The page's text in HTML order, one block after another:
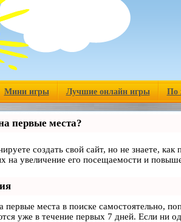
Мини игры Лучшие онлайн игры По
первые места?
создать свой сайт, но не знаете,
на увеличение его посещаемости и
первые места в поиске самостоятельно,
уже в течение первых 7 дней. Если ни